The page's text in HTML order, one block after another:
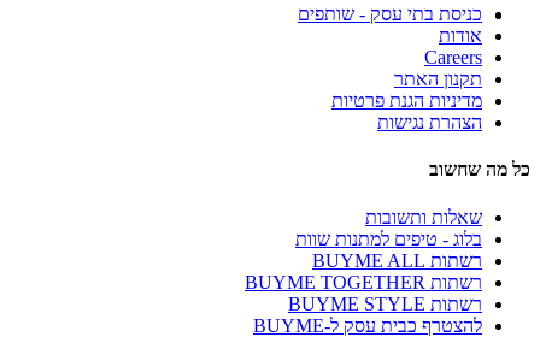
כניסת בתי עסק - שותפים
אודות
Careers
תקנון האתר
מדיניות הגנת פרטיות
הצהרת נגישות
כל מה שחשוב
שאלות ותשובות
בלוג - טיפים למתנות שוות
רשתות BUYME ALL
רשתות BUYME TOGETHER
רשתות BUYME STYLE
להצטרף כבית עסק ל-BUYME